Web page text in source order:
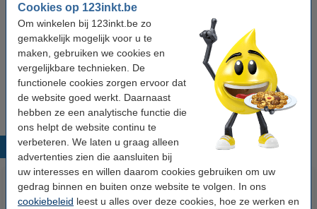
Cookies op 123inkt.be
Om winkelen bij 123inkt.be zo
gemakkelijk mogelijk voor u te
maken, gebruiken we cookies en
vergelijkbare technieken. De
functionele cookies zorgen ervoor dat
de website goed werkt. Daarnaast
hebben ze een analytische functie die
ons helpt de website continu te
verbeteren. We laten u graag alleen
advertenties zien die aansluiten bij
uw interesses en willen daarom cookies gebruiken om uw
gedrag binnen en buiten onze website te volgen. In ons
cookiebeleid leest u alles over deze cookies, hoe ze werken en
Papiergewicht: 160 g/m²
Papierformaat: A4
Aantal vellen: 250 vellen
Ons artikelnr: 250030
Populaire producten